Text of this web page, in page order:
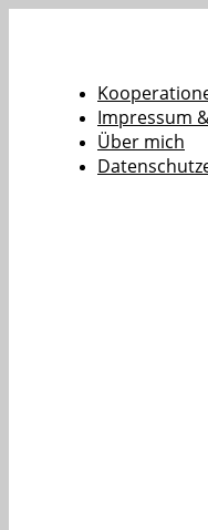
Impressum
Über mich